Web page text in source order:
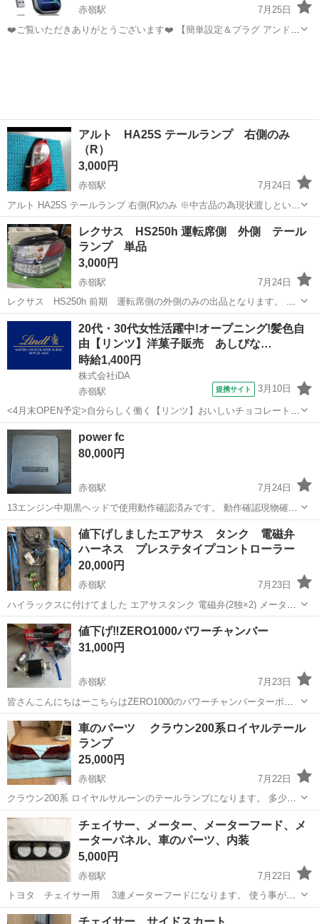
赤嶺駅
7月25日
❤️ご覧いただきありがとうございます❤️ 【簡単設定＆プラグ アンド
アルト HA25S テールランプ 右側のみ
（R）
3,000円
赤嶺駅
7月24日
アルト HA25S テールランプ 右側(R)のみ ※中古品の為現状渡しといた
します。内側汚れあります。 ※取り外し時、点灯確認済み ※画像に写
らないキズあります。
沖縄 豊見城市 赤嶺駅 外装、車外用品
レクサス HS250h 運転席側 外側 テール
ランプ 単品
3,000円
赤嶺駅
7月24日
レクサス HS250h 前期 運転席側の外側のみの出品となります。 ト
ランク側のテールランプではないため、ご注意ください。 一年ほど前
に、動作確認済みとしてヤフオクで購入したものです。 実際に商品を
ご確認いただき、判断してい...
沖縄 那覇市 赤嶺駅 車のパーツ
20代・30代女性活躍中!オープニング!髪色自
由【リンツ】洋菓子販売 あしびな…
時給1,400円
株式会社iDA
赤嶺駅
提携サイト 3月10日
<4月末OPEN予定>自分らしく働く【リンツ】おいしいチョコレート販
売 きれいな店舗でみんなで一緒にスタート♪たくさんの方においしさ
を伝えてくださる方をお待ちしています◎ 具体的には・・ ●チョコレ
ート販売 ●販売サポート...
沖縄 那覇市
power fc
80,000円
赤嶺駅
7月24日
13エンジン中期黒ヘッドで使用動作確認済みです。 動作確認現物確認
時にして販売することも可能です。
沖縄 豊見城市 赤嶺駅 その他
値下げしましたエアサス タンク 電磁弁
ハーネス プレステタイプコントローラー
20,000円
赤嶺駅
7月23日
ハイラックスに付けてました エアサスタンク 電磁弁(2独×2) メーター
コントローラーから電磁弁までのハーネス 懐かしのプレステタイプの
エアサスコントローラー セットです！ コンプレッサー、フィッティン
グ、ホースなどを揃え...
沖縄 豊見城市 赤嶺駅 外装、車外用品
値下げ‼️ZERO1000パワーチャンバー
31,000円
赤嶺駅
7月23日
皆さんこんにちはーこちらはZERO1000のパワーチャンバーターボ用
新品になります、 ターボ車と記載されて買った車がNAだった為 (￣
□||||！！注文して暇が出来、取り付けようとした時に初めて、NAだと
気づきました、確...
沖縄 糸満市 赤嶺駅 パーツ
車のパーツ クラウン200系ロイヤルテール
ランプ
25,000円
赤嶺駅
7月22日
クラウン200系 ロイヤルサルーンのテールランプになります。 多少使
用感はありますが使用には問題ありません。 レンズの傷の状態もせん
傷程度の傷はありますが 特に目立った損傷箇所は見られません。 レン
ズの割れなどもありません。...
沖縄 豊見城市 赤嶺駅 外装、車外用品 200系
チェイサー、メーター、メーターフード、メ
ーターパネル、車のパーツ、内装
5,000円
赤嶺駅
7月22日
トヨタ チェイサー用 3連メーターフードになります。 使う事が無
くなったので出品しました。 素材自体はFRP製になります。 商品自体
沖縄 豊見城市 赤嶺駅 内装、インテリア